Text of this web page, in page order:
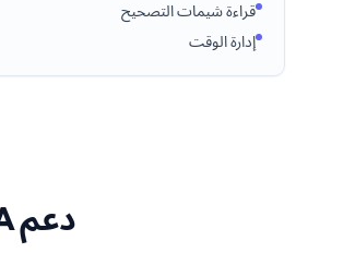
قراءة شيمات التصحيح
إدارة الوقت
دعم Coursework / IA لـ الجغرافيا IB